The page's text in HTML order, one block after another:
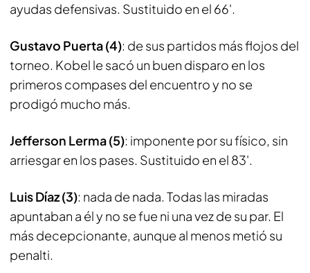
ayudas defensivas. Sustituido en el 66'.
Gustavo Puerta (4): de sus partidos más flojos del
torneo. Kobel le sacó un buen disparo en los
primeros compases del encuentro y no se
prodigó mucho más.
Jefferson Lerma (5): imponente por su físico, sin
arriesgar en los pases. Sustituido en el 83'.
Luis Díaz (3): nada de nada. Todas las miradas
apuntaban a él y no se fue ni una vez de su par. El
más decepcionante, aunque al menos metió su
penalti.